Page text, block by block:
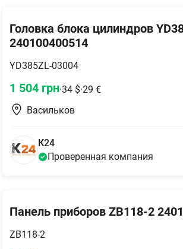
Головка блока цилиндров
240100400514
YD385ZL-03004
1 504 грн·34 $·29 €
Васильков
К24
Проверенная компания
Панель приборов ZB118-2
ZB118-2